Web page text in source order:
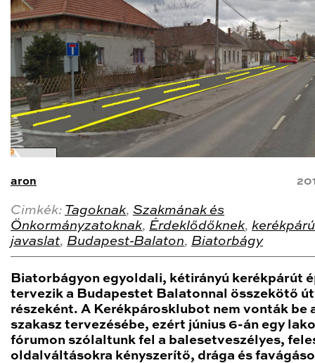
aron
Cimkék: Tagoknak, Szakmának és
Önkormányzatoknak, Érdeklődőknek,
javaslat, Budapest-Balaton, Biatorbágy
Biatorbágyon egyoldali, kétirányú kerékpárút
tervezik a Budapestet Balatonnal összekötő
részeként. A Kerékpárosklubot nem vonták be
szakasz tervezésébe, ezért június 6-án egy
fórumon szólaltunk fel a balesetveszélyes,
oldalváltásokra kényszerítő, drága és